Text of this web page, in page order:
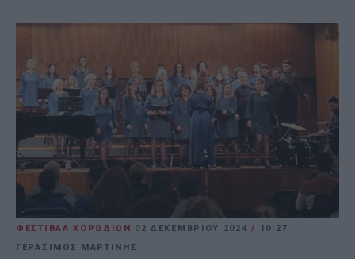
ΦΕΣΤΙΒΑΛ ΧΟΡΩΔΙΩΝ 02 ΔΕΚΕΜΒΡΊΟΥ 2024/
10:27
ΓΕΡΑΣΙΜΟΣ ΜΑΡΤΙΝΗΣ